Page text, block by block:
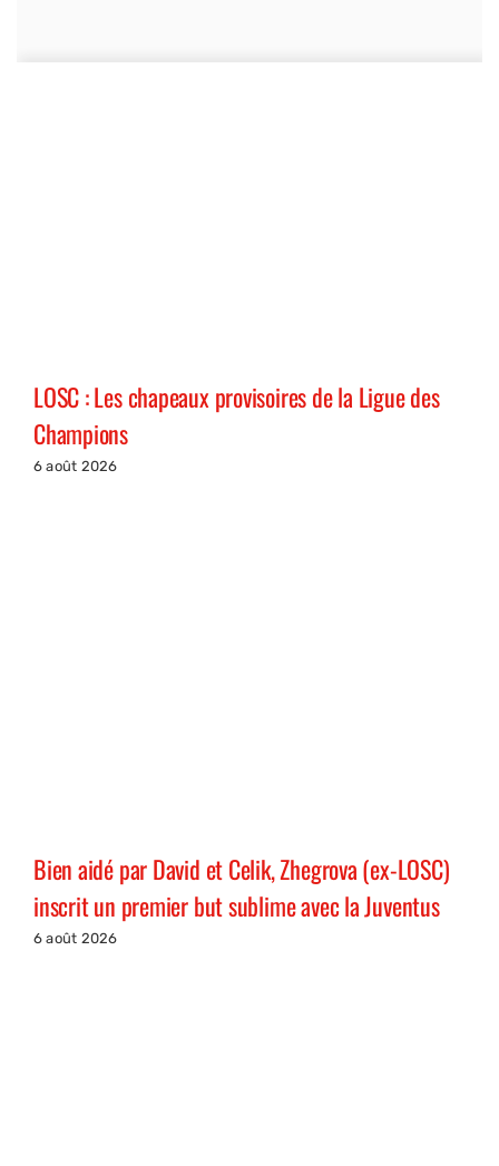
LOSC : Les chapeaux provisoires de la Ligue des
Champions
6 août 2026
Bien aidé par David et Celik, Zhegrova (ex-LOSC)
inscrit un premier but sublime avec la Juventus
6 août 2026